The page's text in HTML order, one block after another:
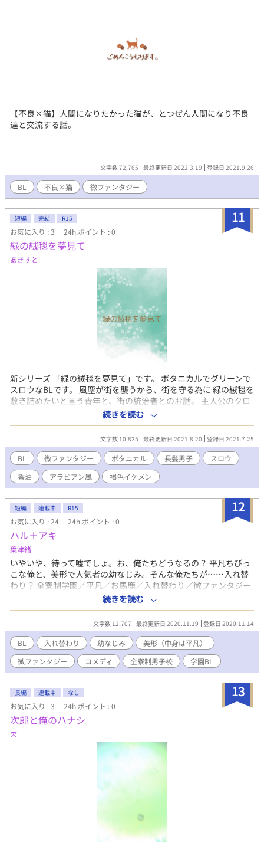
【不良×猫】人間になりたかった猫が、とつぜん人間になり不良
達と交流する話。
文字数 72,765 最終更新日 2022.3.19 登録日 2021.9.26
BL 不良×猫 微ファンタジー
11
短編 完結 R15
お気に入り : 3 24h.ポイント : 0
緑の絨毯を夢見て
あきすと
新シリーズ 「緑の絨毯を夢見て」です。 ボタニカルでグリーンで
スロウなBLです。 風塵が街を襲うから、街を守る為に 緑の絨毯を
敷き詰めたいと言う青年と、街の統治者とのお話。 主人公のクロ
ームは、アロマオイルの イランイランの香りをイメージして作っ
ています。マホガニーと、イスタリアは色の名前が由来だったり
します。 くわしくは、後書きに記載してます。
続きを読む
文字数 10,825 最終更新日 2021.8.20 登録日 2021.7.25
BL 微ファンタジー ボタニカル 長髪男子
スロウ
香油
アラビアン風 褐色イケメン
12
短編 連載中 R15
お気に入り : 24 24h.ポイント : 0
ハル＋アキ
葉津緒
いやいや、待って嘘でしょ。お、俺たちどうなるの？ 平凡ちびっ
こな俺と、美形で人気者の幼なじみ。そんな俺たちが……入れ替
わり？ 全寮制学園／平凡／お馬鹿／入れ替わり／微ファンタジー
続きを読む
文字数 12,707 最終更新日 2020.11.19 登録日 2020.11.14
BL 入れ替わり 幼なじみ
美形（中身は平凡）
微ファンタジー
コメディ 全寮制男子校 学園BL
13
長編 連載中 なし
お気に入り : 3 24h.ポイント : 0
次郎と俺のハナシ
欠